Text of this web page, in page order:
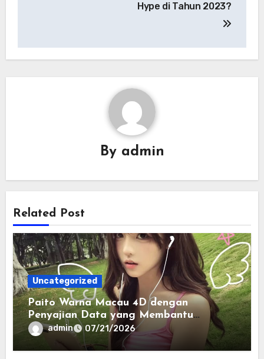
Hype di Tahun 2023?
By admin
Related Post
Uncategorized
Paito Warna Macau 4D dengan
Penyajian Data yang Membantu
Memahami Pola Informasi Secara
Efektif
admin 07/21/2026